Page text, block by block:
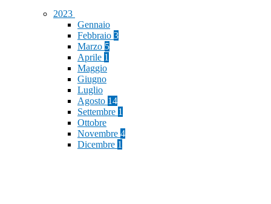
2023
Gennaio
Febbraio 3
Marzo 5
Aprile 1
Maggio
Giugno
Luglio
Agosto 14
Settembre 1
Ottobre
Novembre 4
Dicembre 1